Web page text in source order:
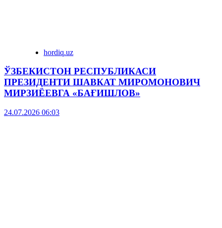
hordiq.uz
ЎЗБЕКИСТОН РЕСПУБЛИКАСИ
ПРЕЗИДЕНТИ ШАВКАТ МИРОМОНОВИЧ
МИРЗИЁЕВГА «БАҒИШЛОВ»
24.07.2026 06:03